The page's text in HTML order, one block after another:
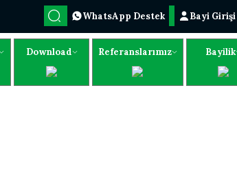
WhatsApp Destek Bayi Girişi
Download Referanslarımız Bayilik